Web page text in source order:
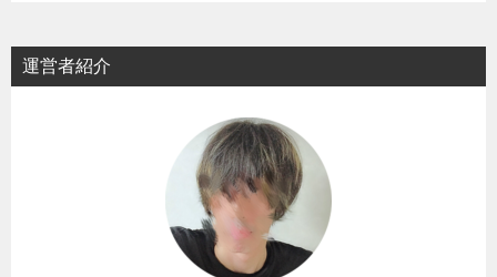
運営者紹介